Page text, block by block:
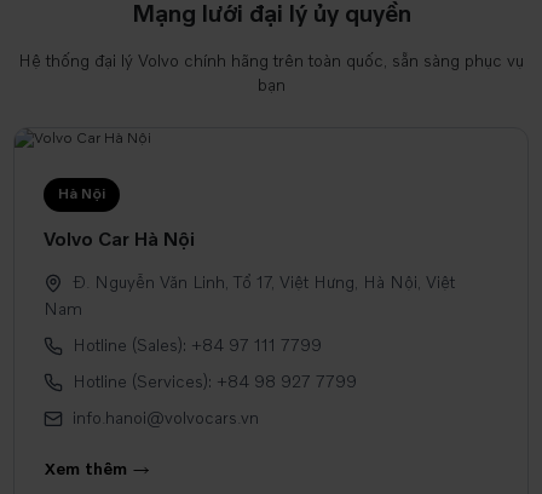
Mạng lưới đại lý ủy quyền
Hệ thống đại lý Volvo chính hãng trên toàn quốc, sẵn sàng phục vụ
bạn
Hà Nội
Volvo Car Hà Nội
Đ. Nguyễn Văn Linh, Tổ 17, Việt Hưng, Hà Nội, Việt
Nam
Hotline (Sales): +84 97 111 7799
Hotline (Services): +84 98 927 7799
info.hanoi@volvocars.vn
Xem thêm